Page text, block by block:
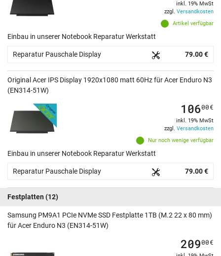
Artikel verfügbar
inkl. 19% MwSt
zzgl. Versandkosten
Einbau in unserer Notebook Reparatur Werkstatt
Reparatur Pauschale Display 79.00 €
Original Acer IPS Display 1920x1080 matt 60Hz für Acer Enduro N3
(EN314-51W)
Nur noch wenige verfügbar
10600€
inkl. 19% MwSt
zzgl. Versandkosten
Einbau in unserer Notebook Reparatur Werkstatt
Reparatur Pauschale Display 79.00 €
Festplatten (12)
Samsung PM9A1 PCIe NVMe SSD Festplatte 1TB (M.2 22 x 80 mm)
für Acer Enduro N3 (EN314-51W)
20900€